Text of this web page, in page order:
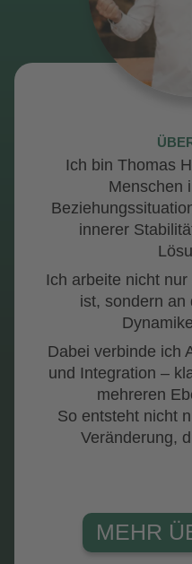
Ich bin Thomas
Menschen
innerer
Ich arbeite nicht
ist, sondern an
Dabei verbinde ich
und Integration –
mehreren
So entsteht nicht
Veränderung,
MEHR